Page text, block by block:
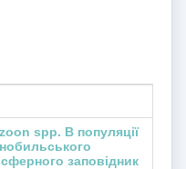
spp. В популяції
заповідник